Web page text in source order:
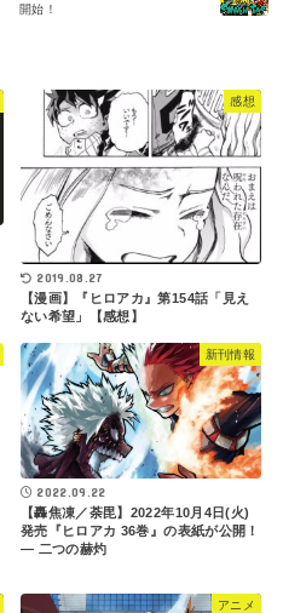
開始！
感想
2019.08.27
【漫画】『ヒロアカ』第154話「見え
ない希望」【感想】
新刊情報
2022.09.22
【轟焦凍／荼毘】2022年10月4日(火)
発売『ヒロアカ 36巻』の表紙が公開！
― 二つの赫灼
アニメ